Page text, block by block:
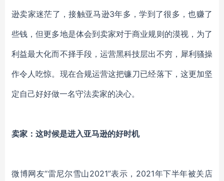
逊卖家迷茫了，接触亚马逊3年多 ，学到了很多，也赚了
些钱，但更多地是体会到卖家对于商业规则的漠视，为了
利益最大化而不择手段，运营黑科技层出不穷， 犀利骚操
作令人吃惊。现在合规运营这把镰刀已经落下， 这更加坚
定自己好好做一名守法卖家的决心。
卖家：这时候是进入亚马逊的好时机
微博网友“雷尼尔雪山2021”表示，2021年下半年被关店